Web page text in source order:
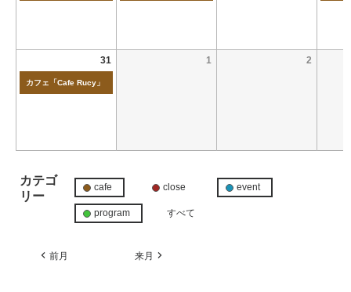
31
カフェ「Cafe Rucy」
1 2
カテゴ
リー
cafe close event
program すべて
前月 来月